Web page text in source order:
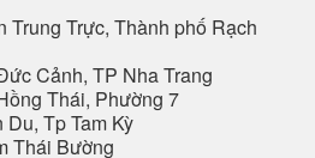
Trung Trực, Thành phố Rạch
Cảnh, TP Nha Trang
Thái, Phường 7
Tp Tam Kỳ
Thái Bường